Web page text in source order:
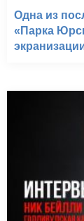
Одна из
«Парка